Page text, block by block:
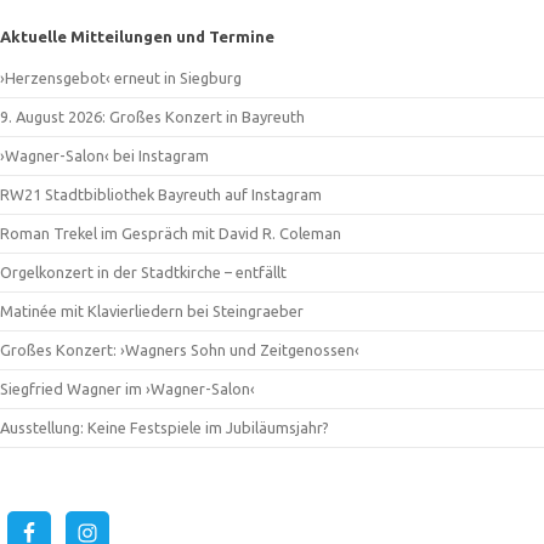
Aktuelle Mitteilungen und Termine
›Herzensgebot‹ erneut in Siegburg
9. August 2026: Großes Konzert in Bayreuth
›Wagner-Salon‹ bei Instagram
RW21 Stadtbibliothek Bayreuth auf Instagram
Roman Trekel im Gespräch mit David R. Coleman
Orgelkonzert in der Stadtkirche – entfällt
Matinée mit Klavierliedern bei Steingraeber
Großes Konzert: ›Wagners Sohn und Zeitgenossen‹
Siegfried Wagner im ›Wagner-Salon‹
Ausstellung: Keine Festspiele im Jubiläumsjahr?